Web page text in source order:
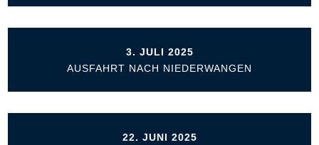
3. JULI 2025
AUSFAHRT NACH NIEDERWANGEN
22. JUNI 2025